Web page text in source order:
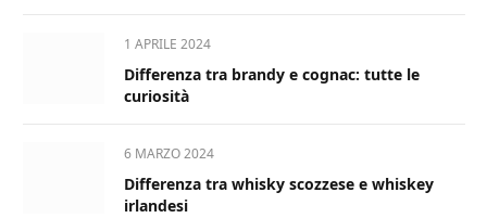
1 APRILE 2024
Differenza tra brandy e cognac: tutte le
curiosità
6 MARZO 2024
Differenza tra whisky scozzese e whiskey
irlandesi